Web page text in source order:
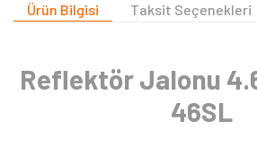
Ürün Bilgisi Taksit Seçenekleri
Reflektör Jalonu
46SL